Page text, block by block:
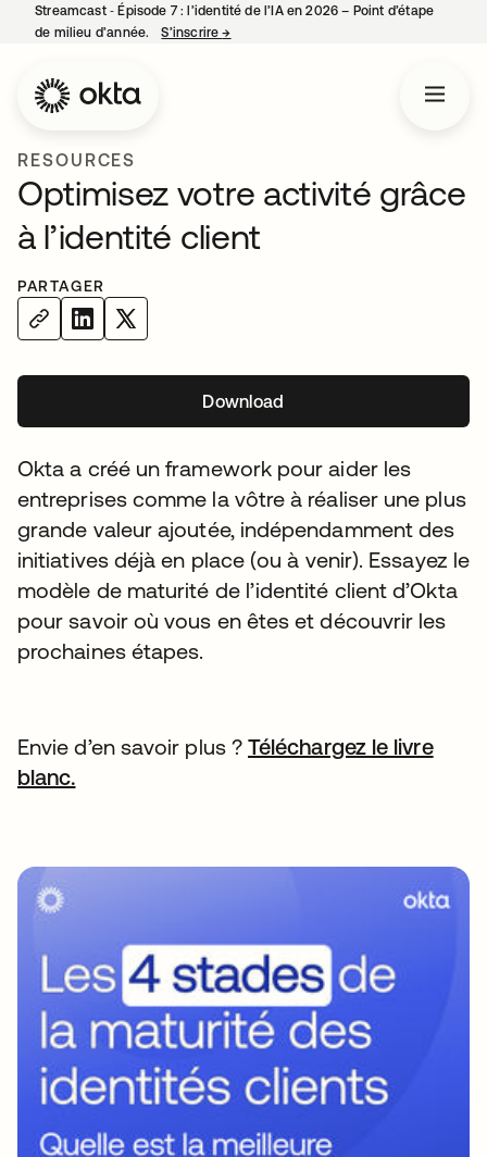
Streamcast ‑ Épisode 7 : l’identité de l’IA en 2026 – Point d’étape
de milieu d’année.
S’inscrire→
RESOURCES
Optimisez votre activité grâce
à l’identité client
PARTAGER
Download
Okta a créé un framework pour aider les
entreprises comme la vôtre à réaliser une plus
grande valeur ajoutée, indépendamment des
initiatives déjà en place (ou à venir). Essayez le
modèle de maturité de l’identité client d’Okta
pour savoir où vous en êtes et découvrir les
prochaines étapes.
Envie d’en savoir plus ? Téléchargez le livre
blanc.